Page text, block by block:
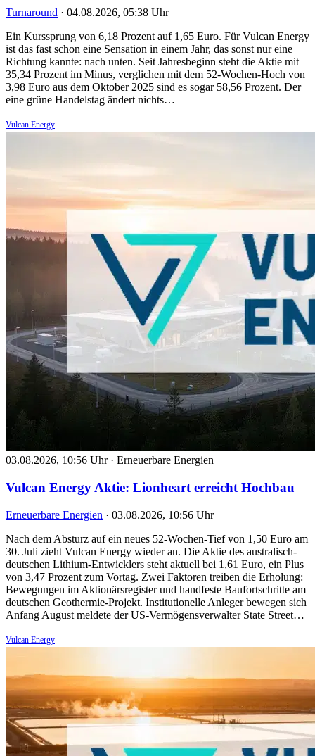
Turnaround · 04.08.2026, 05:38 Uhr
Ein Kurssprung von 6,18 Prozent auf 1,65 Euro. Für Vulcan Energy
ist das fast schon eine Sensation in einem Jahr, das sonst nur eine
Richtung kannte: nach unten. Seit Jahresbeginn steht die Aktie mit
35,34 Prozent im Minus, verglichen mit dem 52-Wochen-Hoch von
3,98 Euro aus dem Oktober 2025 sind es sogar 58,56 Prozent. Der
eine grüne Handelstag ändert nichts…
Vulcan Energy
03.08.2026, 10:56 Uhr · Erneuerbare Energien
Vulcan Energy Aktie: Lionheart erreicht Hochbau
Erneuerbare Energien · 03.08.2026, 10:56 Uhr
Nach dem Absturz auf ein neues 52-Wochen-Tief von 1,50 Euro am
30. Juli zieht Vulcan Energy wieder an. Die Aktie des australisch-
deutschen Lithium-Entwicklers steht aktuell bei 1,61 Euro, ein Plus
von 3,47 Prozent zum Vortag. Zwei Faktoren treiben die Erholung:
Bewegungen im Aktionärsregister und handfeste Baufortschritte am
deutschen Geothermie-Projekt. Institutionelle Anleger bewegen sich
Anfang August meldete der US-Vermögensverwalter State Street…
Vulcan Energy